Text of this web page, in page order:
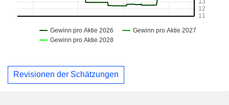
Revisionen der Schätzungen